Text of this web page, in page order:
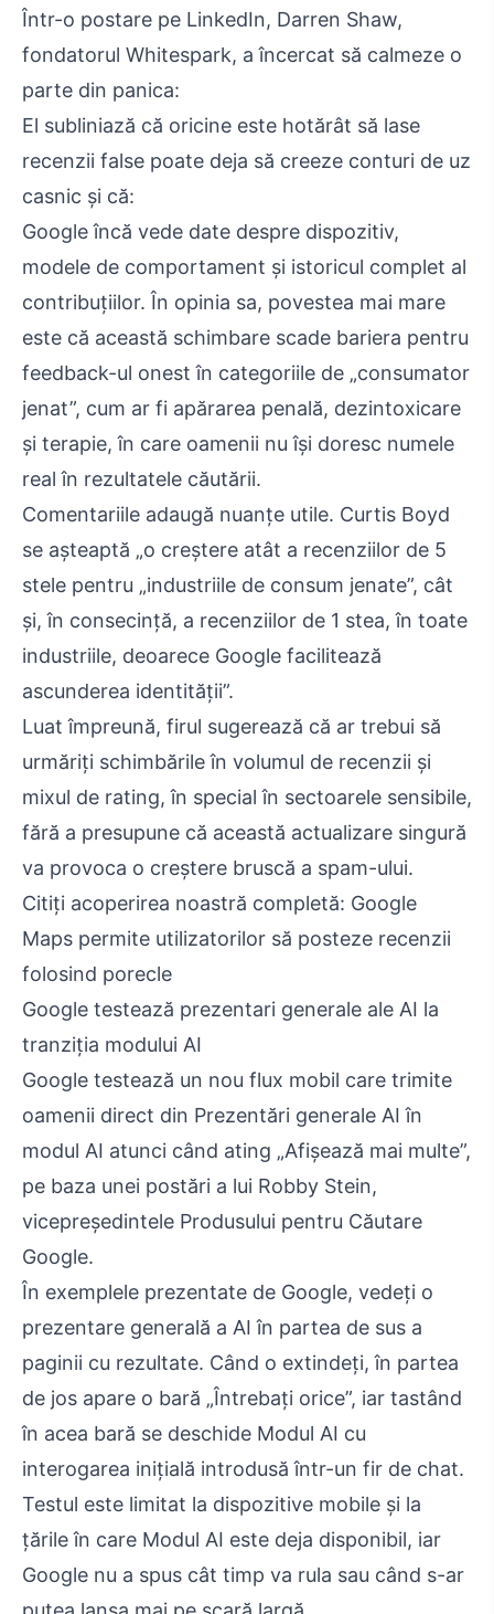
Într-o postare pe LinkedIn, Darren Shaw,
fondatorul Whitespark, a încercat să calmeze o
parte din panica:
El subliniază că oricine este hotărât să lase
recenzii false poate deja să creeze conturi de uz
casnic și că:
Google încă vede date despre dispozitiv,
modele de comportament și istoricul complet al
contribuțiilor. În opinia sa, povestea mai mare
este că această schimbare scade bariera pentru
feedback-ul onest în categoriile de „consumator
jenat”, cum ar fi apărarea penală, dezintoxicare
și terapie, în care oamenii nu își doresc numele
real în rezultatele căutării.
Comentariile adaugă nuanțe utile. Curtis Boyd
se așteaptă „o creștere atât a recenziilor de 5
stele pentru „industriile de consum jenate”, cât
și, în consecință, a recenziilor de 1 stea, în toate
industriile, deoarece Google facilitează
ascunderea identității”.
Luat împreună, firul sugerează că ar trebui să
urmăriți schimbările în volumul de recenzii și
mixul de rating, în special în sectoarele sensibile,
fără a presupune că această actualizare singură
va provoca o creștere bruscă a spam-ului.
Citiți acoperirea noastră completă: Google
Maps permite utilizatorilor să posteze recenzii
folosind porecle
Google testează prezentari generale ale AI la
tranziția modului AI
Google testează un nou flux mobil care trimite
oamenii direct din Prezentări generale AI în
modul AI atunci când ating „Afișează mai multe”,
pe baza unei postări a lui Robby Stein,
vicepreședintele Produsului pentru Căutare
Google.
În exemplele prezentate de Google, vedeți o
prezentare generală a AI în partea de sus a
paginii cu rezultate. Când o extindeți, în partea
de jos apare o bară „Întrebați orice”, iar tastând
în acea bară se deschide Modul AI cu
interogarea inițială introdusă într-un fir de chat.
Testul este limitat la dispozitive mobile și la
țările în care Modul AI este deja disponibil, iar
Google nu a spus cât timp va rula sau când s-ar